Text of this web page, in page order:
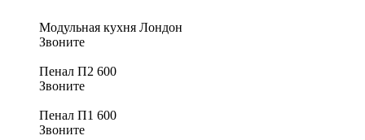
Модульная кухня Лондон
Звоните
Пенал П2 600
Звоните
Пенал П1 600
Звоните